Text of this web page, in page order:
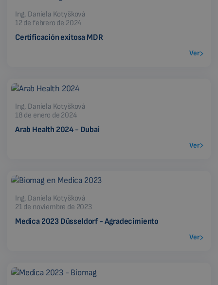
Ing. Daniela Kotyšková
12 de febrero de 2024
Certificación exitosa MDR
Ver
Ing. Daniela Kotyšková
18 de enero de 2024
Arab Health 2024 - Dubai
Ver
Ing. Daniela Kotyšková
21 de noviembre de 2023
Medica 2023 Düsseldorf - Agradecimiento
Ver